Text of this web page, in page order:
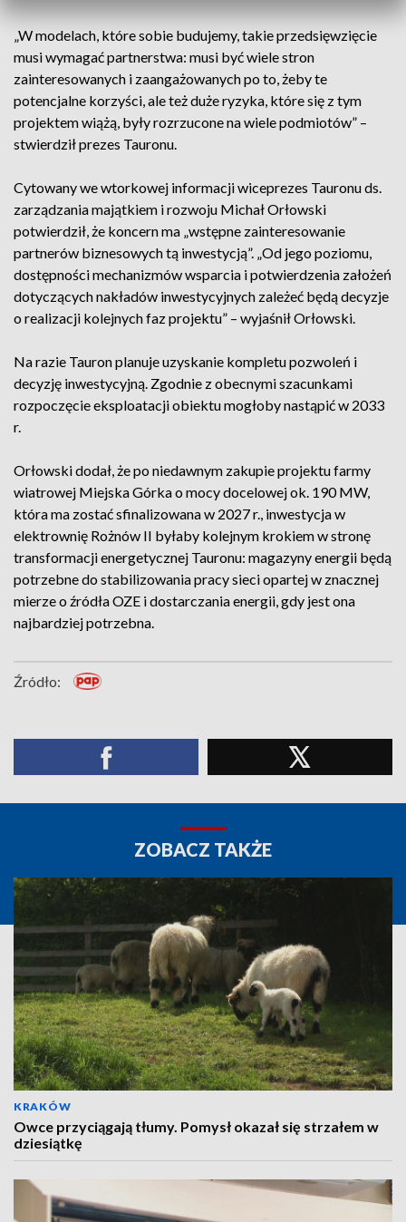
„W modelach, które sobie budujemy, takie przedsięwzięcie
musi wymagać partnerstwa: musi być wiele stron
zainteresowanych i zaangażowanych po to, żeby te
potencjalne korzyści, ale też duże ryzyka, które się z tym
projektem wiążą, były rozrzucone na wiele podmiotów” –
stwierdził prezes Tauronu.
Cytowany we wtorkowej informacji wiceprezes Tauronu ds.
zarządzania majątkiem i rozwoju Michał Orłowski
potwierdził, że koncern ma „wstępne zainteresowanie
partnerów biznesowych tą inwestycją”. „Od jego poziomu,
dostępności mechanizmów wsparcia i potwierdzenia założeń
dotyczących nakładów inwestycyjnych zależeć będą decyzje
o realizacji kolejnych faz projektu” – wyjaśnił Orłowski.
Na razie Tauron planuje uzyskanie kompletu pozwoleń i
decyzję inwestycyjną. Zgodnie z obecnymi szacunkami
rozpoczęcie eksploatacji obiektu mogłoby nastąpić w 2033
r.
Orłowski dodał, że po niedawnym zakupie projektu farmy
wiatrowej Miejska Górka o mocy docelowej ok. 190 MW,
która ma zostać sfinalizowana w 2027 r., inwestycja w
elektrownię Rożnów II byłaby kolejnym krokiem w stronę
transformacji energetycznej Tauronu: magazyny energii będą
potrzebne do stabilizowania pracy sieci opartej w znacznej
mierze o źródła OZE i dostarczania energii, gdy jest ona
najbardziej potrzebna.
Źródło:
ZOBACZ TAKŻE
KRAKÓW
Owce przyciągają tłumy. Pomysł okazał się strzałem w
dziesiątkę